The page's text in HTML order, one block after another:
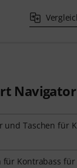
Navigator
und Taschen für
Kontrabass für